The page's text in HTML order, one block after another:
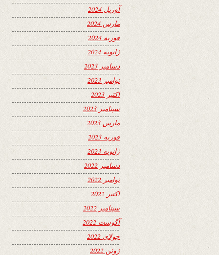
آوریل 2024
مارس 2024
فوریه 2024
ژانویه 2024
دسامبر 2023
نوامبر 2023
اکتبر 2023
سپتامبر 2023
مارس 2023
فوریه 2023
ژانویه 2023
دسامبر 2022
نوامبر 2022
اکتبر 2022
سپتامبر 2022
آگوست 2022
جولای 2022
ژوئن 2022